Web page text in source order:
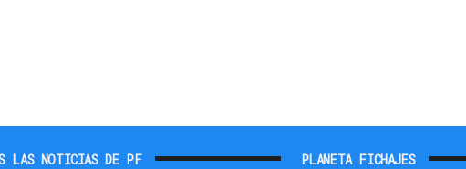
LAS NOTICIAS DE PF
PLANETA FICHAJES